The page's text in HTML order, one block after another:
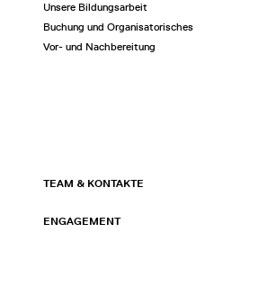
Unsere Bildungsarbeit
Buchung und Organisatorisches
Vor- und Nachbereitung
TEAM & KONTAKTE
ENGAGEMENT